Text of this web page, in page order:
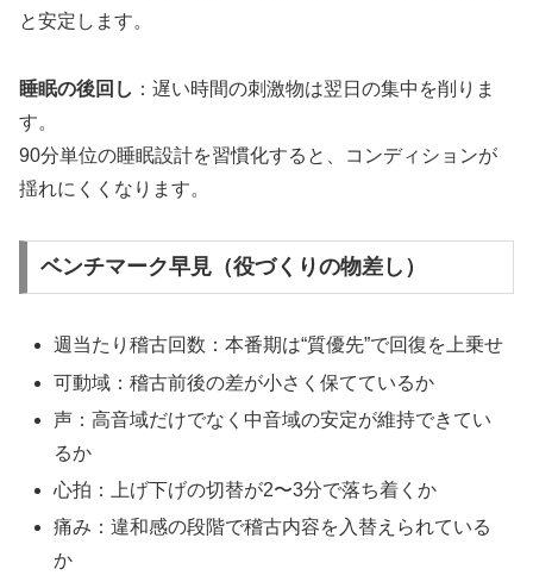
と安定します。
睡眠の後回し ：遅い時間の刺激物は翌日の集中を削りま
す。
90分単位の睡眠設計を習慣化すると、コンディションが
揺れにくくなります。
ベンチマーク早見（役づくりの物差し）
週当たり稽古回数：本番期は“質優先”で回復を上乗せ
可動域：稽古前後の差が小さく保てているか
声：高音域だけでなく中音域の安定が維持できてい
るか
心拍：上げ下げの切替が2〜3分で落ち着くか
痛み：違和感の段階で稽古内容を入替えられている
か